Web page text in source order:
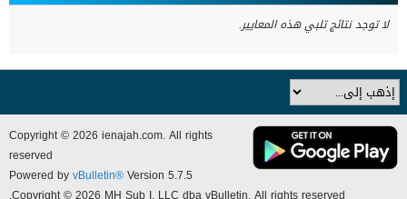
لا توجد نتائج تلبي هذه المعايير.
Copyright © 2026 ienajah.com. All rights
reserved
Powered byvBulletin®Version 5.7.5